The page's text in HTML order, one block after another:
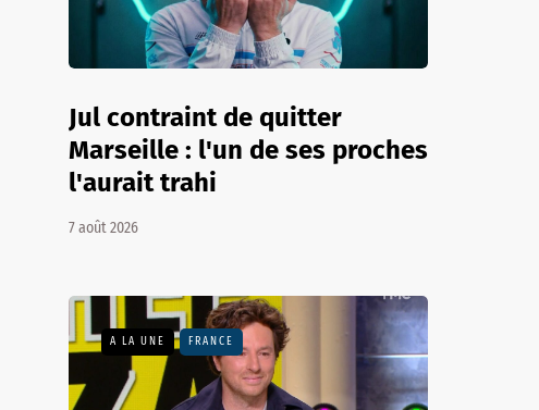
Jul contraint de quitter
Marseille : l'un de ses proches
l'aurait trahi
7 août 2026
A LA UNE FRANCE